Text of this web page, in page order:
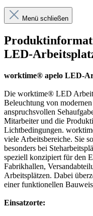
Menü schließen
LED-
worktime® apelo LED-
Die worktime® LED
Beleuchtung von
anspruchsvollen
Mitarbeiter und die
Lichtbedingungen.
viele Arbeitsbereiche. Sie
besonders bei
speziell konzipiert für den
Fabrikhallen,
Arbeitsplätzen. Dabei
einer funktionellen
Einsatzorte: